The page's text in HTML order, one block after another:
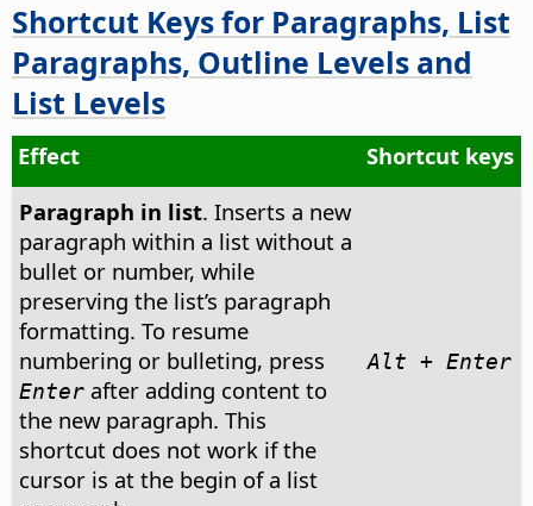
Shortcut Keys for Paragraphs, List
Paragraphs, Outline Levels and
List Levels
Effect
Shortcut keys
Paragraph in list. Inserts a new
paragraph within a list without a
bullet or number, while
preserving the list’s paragraph
formatting. To resume
numbering or bulleting, press
Enterafter adding content to
the new paragraph. This
shortcut does not work if the
cursor is at the begin of a list
Alt + Enter